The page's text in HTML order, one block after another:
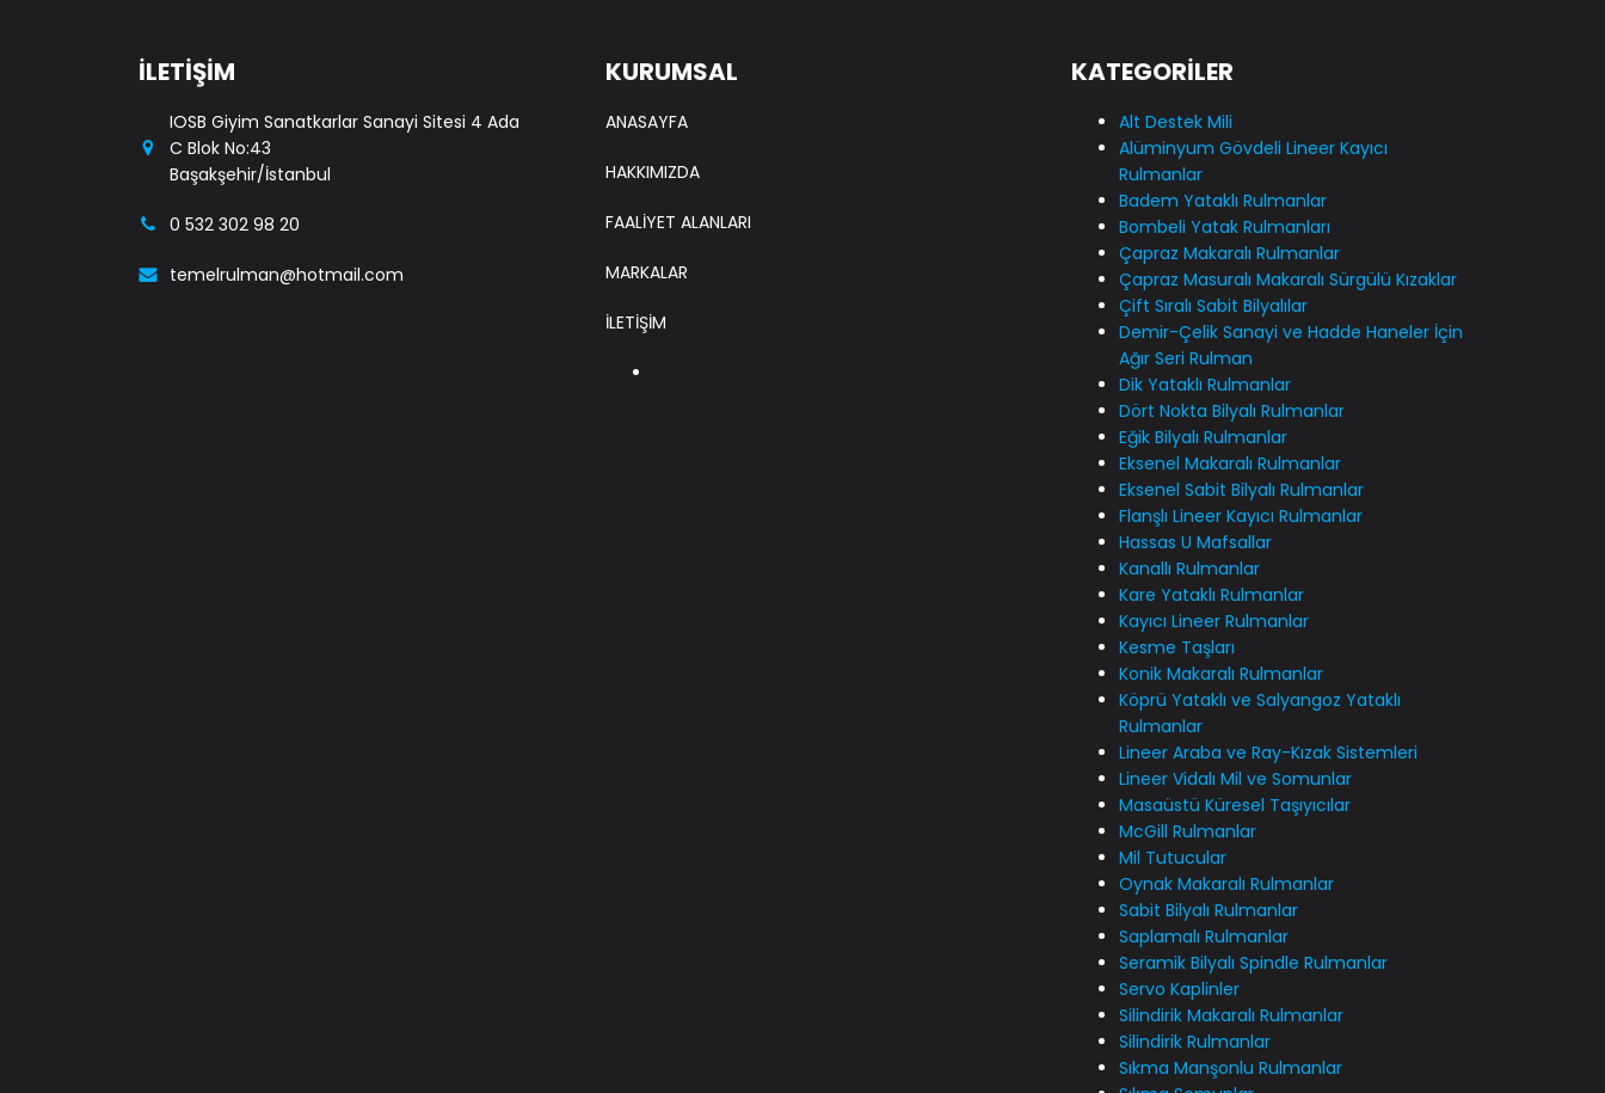
İLETİŞİM
IOSB Giyim Sanatkarlar Sanayi Sitesi 4 Ada
C Blok No:43
Başakşehir/İstanbul
0 532 302 98 20
temelrulman@hotmail.com
KURUMSAL
ANASAYFA
HAKKIMIZDA
FAALİYET ALANLARI
MARKALAR
İLETİŞİM
KATEGORİLER
Alt Destek Mili
Alüminyum Gövdeli Lineer Kayıcı
Rulmanlar
Badem Yataklı Rulmanlar
Bombeli Yatak Rulmanları
Çapraz Makaralı Rulmanlar
Çapraz Masuralı Makaralı Sürgülü Kızaklar
Çift Sıralı Sabit Bilyalılar
Demir-Çelik Sanayi ve Hadde Haneler İçin
Ağır Seri Rulman
Dik Yataklı Rulmanlar
Dört Nokta Bilyalı Rulmanlar
Eğik Bilyalı Rulmanlar
Eksenel Makaralı Rulmanlar
Eksenel Sabit Bilyalı Rulmanlar
Flanşlı Lineer Kayıcı Rulmanlar
Hassas U Mafsallar
Kanallı Rulmanlar
Kare Yataklı Rulmanlar
Kayıcı Lineer Rulmanlar
Kesme Taşları
Konik Makaralı Rulmanlar
Köprü Yataklı ve Salyangoz Yataklı
Rulmanlar
Lineer Araba ve Ray-Kızak Sistemleri
Lineer Vidalı Mil ve Somunlar
Masaüstü Küresel Taşıyıcılar
McGill Rulmanlar
Mil Tutucular
Oynak Makaralı Rulmanlar
Sabit Bilyalı Rulmanlar
Saplamalı Rulmanlar
Seramik Bilyalı Spindle Rulmanlar
Servo Kaplinler
Silindirik Makaralı Rulmanlar
Silindirik Rulmanlar
Sıkma Manşonlu Rulmanlar